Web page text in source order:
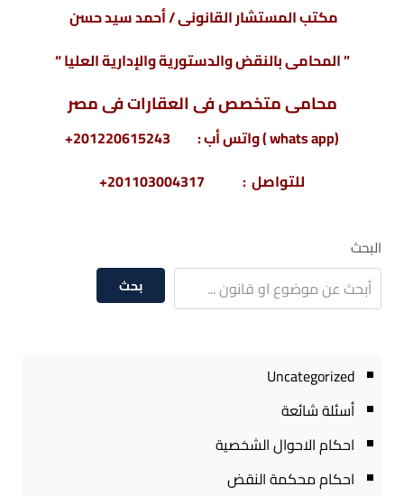
مكتب المستشار القانونى / أحمد سيد حسن
” المحامى بالنقض والدستورية والإدارية العليا “
محامى متخصص فىالعقاراتفى مصر
(whats app ) واتس أب : 201220615243+
للتواصل : 201103004317+
البحث
بحث
Uncategorized
أسئلة شائعة
احكام الاحوال الشخصية
احكام محكمة النقض